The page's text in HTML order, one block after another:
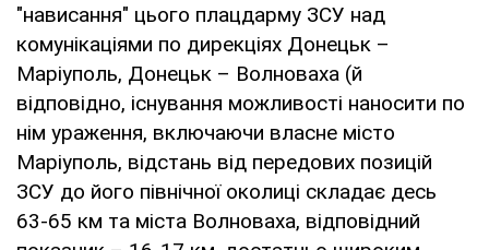
"нависання" цього плацдарму ЗСУ над
комунікаціями по дирекціях Донецьк –
Маріуполь, Донецьк – Волноваха (й
відповідно, існування можливості наносити по
нім ураження, включаючи власне місто
Маріуполь, відстань від передових позицій
ЗСУ до його північної околиці складає десь
63-65 км та міста Волноваха, відповідний